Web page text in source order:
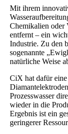
Mit ihrem
Chemikalien oder
entfernt – ein
Industrie. Zu den
sogenannte
natürliche Weise
CiX hat dafür
Prozesswasser
wieder in die
Ergebnis ist ein
geringerer